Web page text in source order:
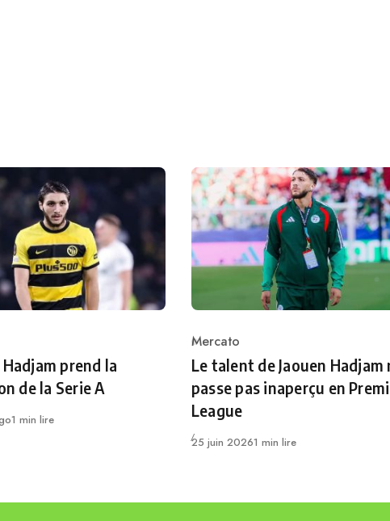
Hadjam prend la
de la Serie A
1 min lire
Category
Mercato
Le talent de Jaouen Hadjam
passe pas inaperçu en
League
Publié
25 juin 20261 min lire